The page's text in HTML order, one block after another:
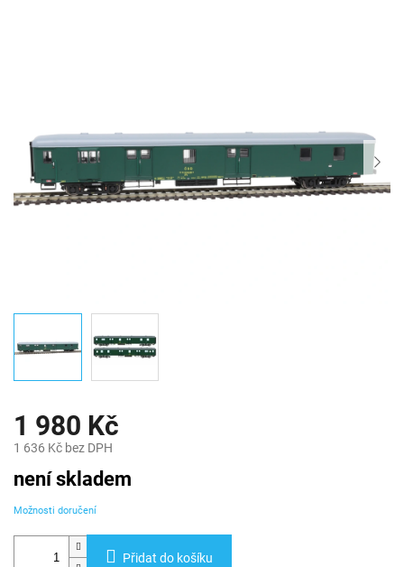
1 980 Kč
1 636 Kč bez DPH
cena:
není skladem
Možnosti doručení
Přidat do košíku